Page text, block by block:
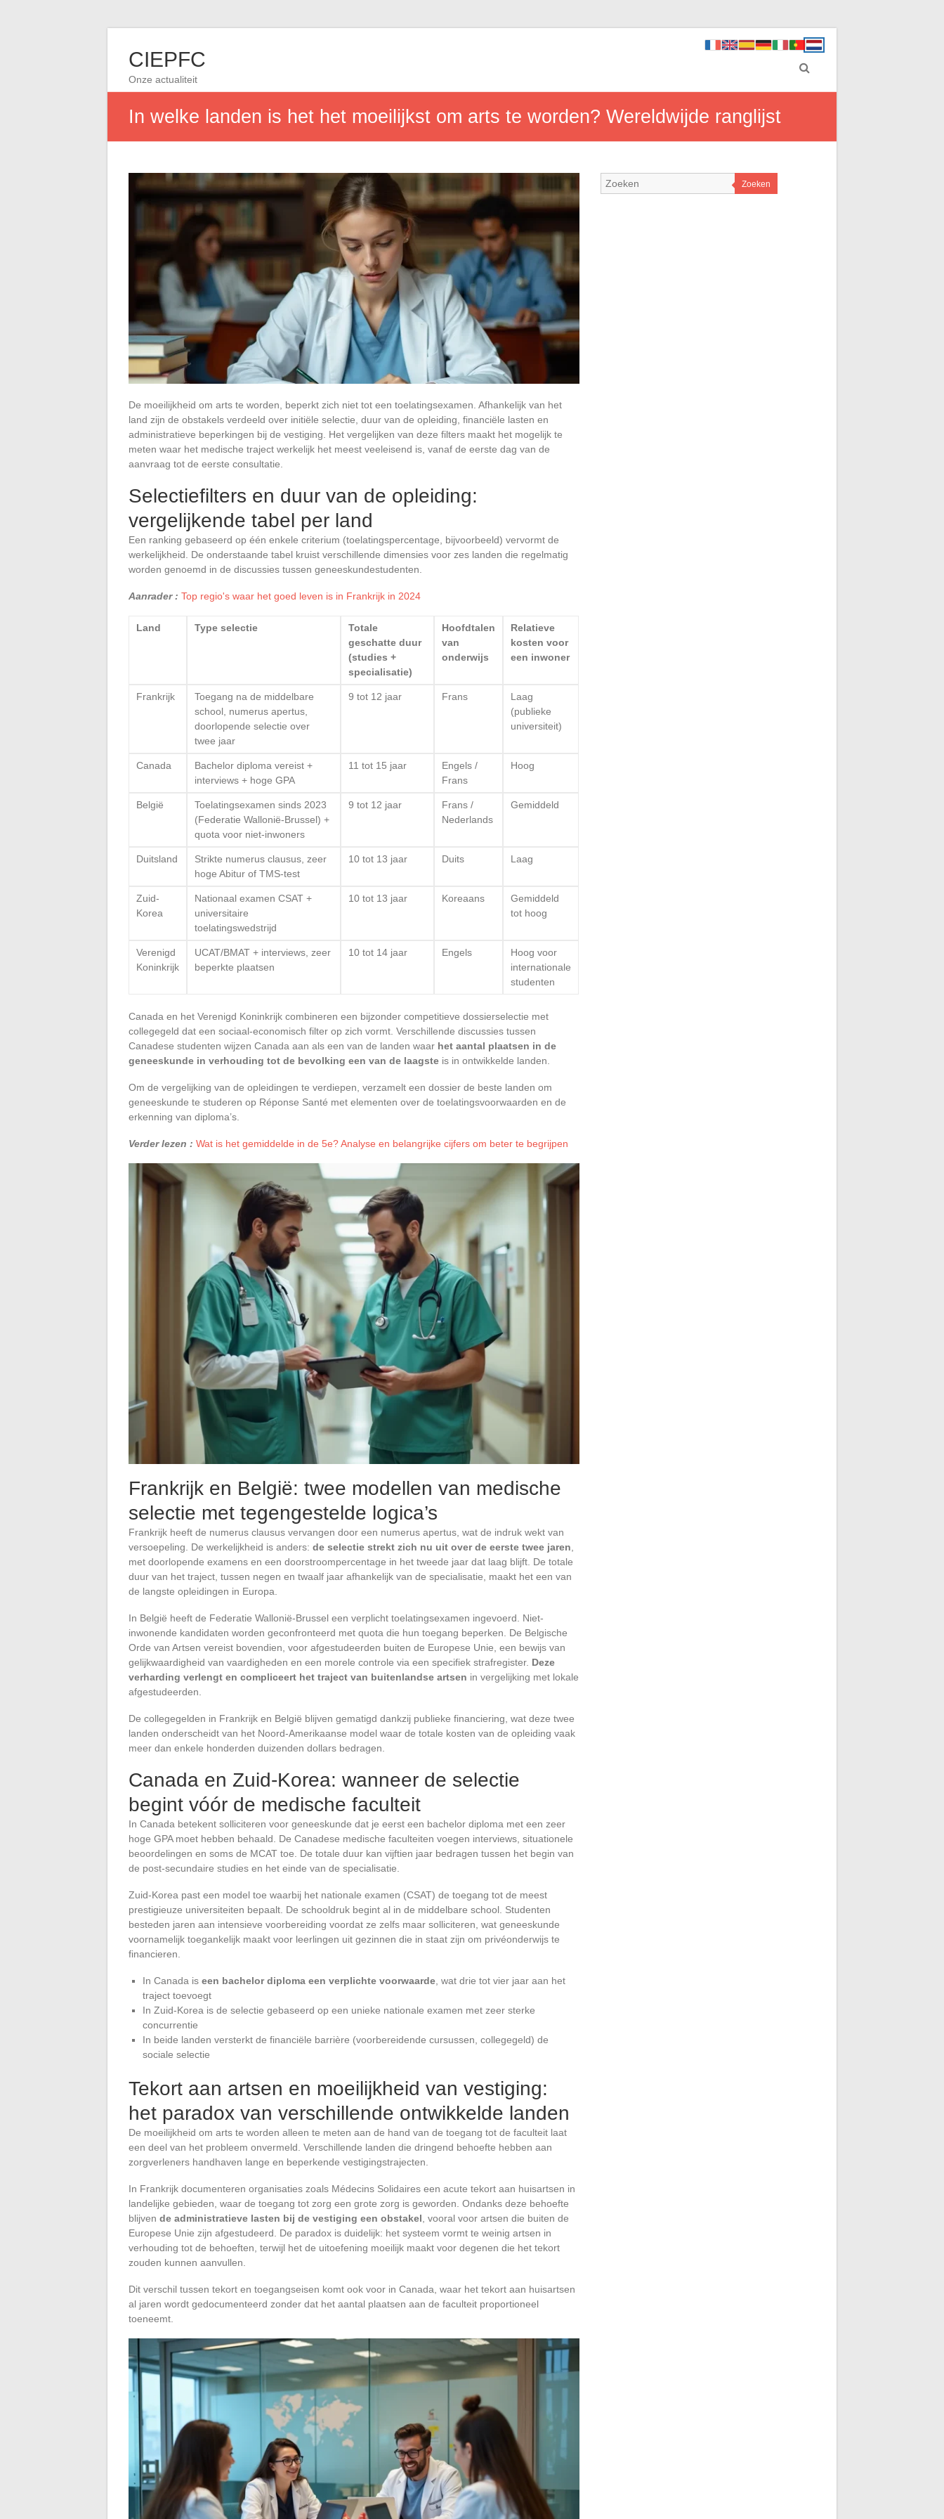
CIEPFC
Onze actualiteit
In welke landen is het het moeilijkst om arts te worden? Wereldwijde ranglijst
De moeilijkheid om arts te worden, beperkt zich niet tot een toelatingsexamen. Afhankelijk van het
land zijn de obstakels verdeeld over initiële selectie, duur van de opleiding, financiële lasten en
administratieve beperkingen bij de vestiging. Het vergelijken van deze filters maakt het mogelijk te
meten waar het medische traject werkelijk het meest veeleisend is, vanaf de eerste dag van de
aanvraag tot de eerste consultatie.
Selectiefilters en duur van de opleiding:
vergelijkende tabel per land
Een ranking gebaseerd op één enkele criterium (toelatingspercentage, bijvoorbeeld) vervormt de
werkelijkheid. De onderstaande tabel kruist verschillende dimensies voor zes landen die regelmatig
worden genoemd in de discussies tussen geneeskundestudenten.
Aanrader : Top regio's waar het goed leven is in Frankrijk in 2024
Land Type selectie
Totale
geschatte duur
(studies +
specialisatie)
Hoofdtalen
van
onderwijs
Relatieve
kosten voor
een inwoner
Frankrijk
Toegang na de middelbare
school, numerus apertus,
doorlopende selectie over
twee jaar
9 tot 12 jaar Frans
Laag
(publieke
universiteit)
Canada
Bachelor diploma vereist +
interviews + hoge GPA
11 tot 15 jaar
Engels /
Frans
Hoog
België
Toelatingsexamen sinds 2023
(Federatie Wallonië-Brussel) +
quota voor niet-inwoners
9 tot 12 jaar
Frans /
Nederlands
Gemiddeld
Duitsland
Strikte numerus clausus, zeer
hoge Abitur of TMS-test
10 tot 13 jaar Duits Laag
Zuid-
Korea
Nationaal examen CSAT +
universitaire
toelatingswedstrijd
10 tot 13 jaar Koreaans
Gemiddeld
tot hoog
Verenigd
Koninkrijk
UCAT/BMAT + interviews, zeer
beperkte plaatsen
10 tot 14 jaar Engels
Hoog voor
internationale
studenten
Canada en het Verenigd Koninkrijk combineren een bijzonder competitieve dossierselectie met
collegegeld dat een sociaal-economisch filter op zich vormt. Verschillende discussies tussen
Canadese studenten wijzen Canada aan als een van de landen waar het aantal plaatsen in de
geneeskunde in verhouding tot de bevolking een van de laagste is in ontwikkelde landen.
Om de vergelijking van de opleidingen te verdiepen, verzamelt een dossier de beste landen om
geneeskunde te studeren op Réponse Santé met elementen over de toelatingsvoorwaarden en de
erkenning van diploma’s.
Verder lezen : Wat is het gemiddelde in de 5e? Analyse en belangrijke cijfers om beter te begrijpen
Frankrijk en België: twee modellen van medische
selectie met tegengestelde logica’s
Frankrijk heeft de numerus clausus vervangen door een numerus apertus, wat de indruk wekt van
versoepeling. De werkelijkheid is anders: de selectie strekt zich nu uit over de eerste twee jaren,
met doorlopende examens en een doorstroompercentage in het tweede jaar dat laag blijft. De totale
duur van het traject, tussen negen en twaalf jaar afhankelijk van de specialisatie, maakt het een van
de langste opleidingen in Europa.
In België heeft de Federatie Wallonië-Brussel een verplicht toelatingsexamen ingevoerd. Niet-
inwonende kandidaten worden geconfronteerd met quota die hun toegang beperken. De Belgische
Orde van Artsen vereist bovendien, voor afgestudeerden buiten de Europese Unie, een bewijs van
gelijkwaardigheid van vaardigheden en een morele controle via een specifiek strafregister. Deze
verharding verlengt en compliceert het traject van buitenlandse artsen in vergelijking met lokale
afgestudeerden.
De collegegelden in Frankrijk en België blijven gematigd dankzij publieke financiering, wat deze twee
landen onderscheidt van het Noord-Amerikaanse model waar de totale kosten van de opleiding vaak
meer dan enkele honderden duizenden dollars bedragen.
Canada en Zuid-Korea: wanneer de selectie
begint vóór de medische faculteit
In Canada betekent solliciteren voor geneeskunde dat je eerst een bachelor diploma met een zeer
hoge GPA moet hebben behaald. De Canadese medische faculteiten voegen interviews, situationele
beoordelingen en soms de MCAT toe. De totale duur kan vijftien jaar bedragen tussen het begin van
de post-secundaire studies en het einde van de specialisatie.
Zuid-Korea past een model toe waarbij het nationale examen (CSAT) de toegang tot de meest
prestigieuze universiteiten bepaalt. De schooldruk begint al in de middelbare school. Studenten
besteden jaren aan intensieve voorbereiding voordat ze zelfs maar solliciteren, wat geneeskunde
voornamelijk toegankelijk maakt voor leerlingen uit gezinnen die in staat zijn om privéonderwijs te
financieren.
In Canada is een bachelor diploma een verplichte voorwaarde, wat drie tot vier jaar aan het
traject toevoegt
In Zuid-Korea is de selectie gebaseerd op een unieke nationale examen met zeer sterke
concurrentie
In beide landen versterkt de financiële barrière (voorbereidende cursussen, collegegeld) de
sociale selectie
Tekort aan artsen en moeilijkheid van vestiging:
het paradox van verschillende ontwikkelde landen
De moeilijkheid om arts te worden alleen te meten aan de hand van de toegang tot de faculteit laat
een deel van het probleem onvermeld. Verschillende landen die dringend behoefte hebben aan
zorgverleners handhaven lange en beperkende vestigingstrajecten.
In Frankrijk documenteren organisaties zoals Médecins Solidaires een acute tekort aan huisartsen in
landelijke gebieden, waar de toegang tot zorg een grote zorg is geworden. Ondanks deze behoefte
blijven de administratieve lasten bij de vestiging een obstakel, vooral voor artsen die buiten de
Europese Unie zijn afgestudeerd. De paradox is duidelijk: het systeem vormt te weinig artsen in
verhouding tot de behoeften, terwijl het de uitoefening moeilijk maakt voor degenen die het tekort
zouden kunnen aanvullen.
Dit verschil tussen tekort en toegangseisen komt ook voor in Canada, waar het tekort aan huisartsen
al jaren wordt gedocumenteerd zonder dat het aantal plaatsen aan de faculteit proportioneel
toeneemt.
Zoeken